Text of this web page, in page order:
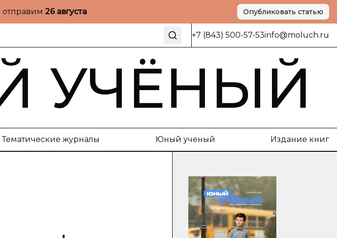
отправим 26 августа Опубликовать статью
+7 (843) 500-57-53info@moluch.ru
УЧЁНЫЙ
Тематические журналы Юный ученый Издание книг